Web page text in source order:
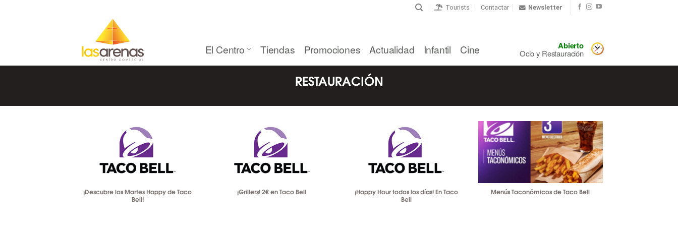
Tourists Contactar Newsletter
El Centro Tiendas Promociones Actualidad Infantil Cine Abierto
Ocio y Restauración
RESTAURACIÓN
¡Descubre los Martes Happy de Taco
Bell!
¡Grillers! 2€ en Taco Bell
¡Happy Hour todos los días! En Taco
Bell
Menús Taconómicos de Taco Bell